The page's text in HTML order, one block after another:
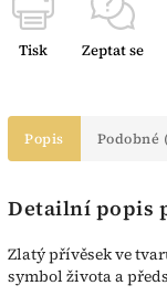
Tisk Zeptat se
Popis Podobné
Detailní popis
Zlatý přívěsek ve
symbol života a